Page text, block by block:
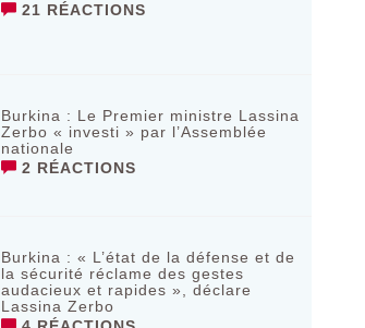
21 RÉACTIONS
Burkina : Le Premier ministre Lassina
Zerbo « investi » par l’Assemblée
nationale
2 RÉACTIONS
Burkina : « L’état de la défense et de
la sécurité réclame des gestes
audacieux et rapides », déclare
Lassina Zerbo